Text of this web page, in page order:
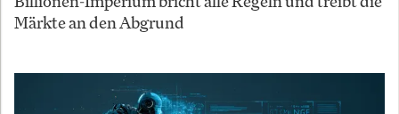
Märkte an den Abgrund